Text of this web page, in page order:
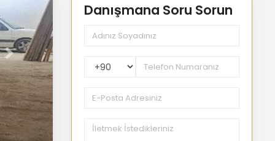
Sonraki
Danışmana Soru Sorun
PhoneNumberCountryPhoneCode